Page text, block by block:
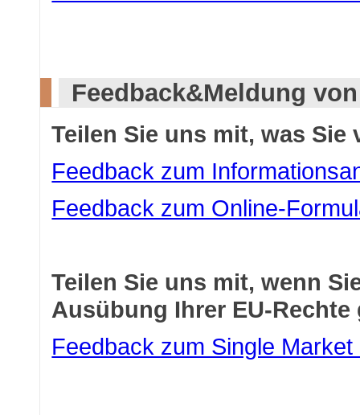
Feedback&Meldung
Teilen Sie uns mit, was
Feedback zum
Feedback zum Online-
Teilen Sie uns mit, wenn
Ausübung Ihrer EU-
Feedback zum Single